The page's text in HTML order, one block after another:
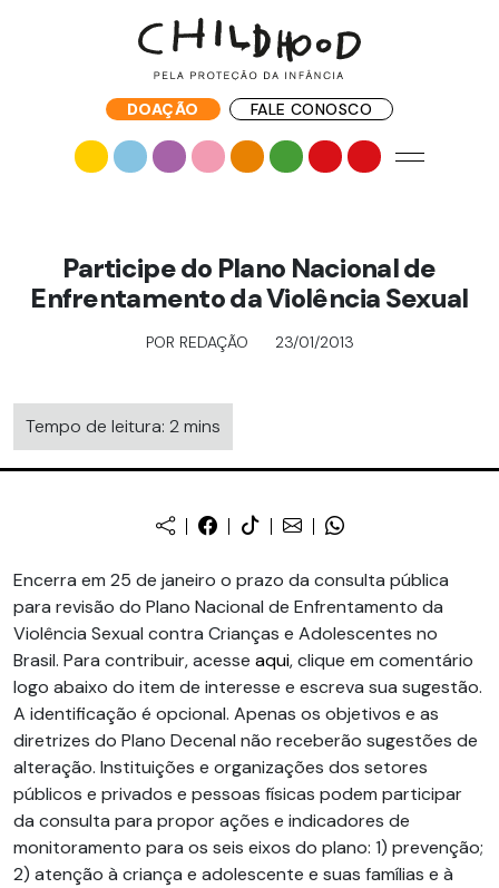
DOAÇÃO FALE CONOSCO
Participe do Plano Nacional de
Enfrentamento da Violência Sexual
POR REDAÇÃO 23/01/2013
Tempo de leitura: 2 mins
Encerra em 25 de janeiro o prazo da consulta pública
para revisão do Plano Nacional de Enfrentamento da
Violência Sexual contra Crianças e Adolescentes no
Brasil. Para contribuir, acesse aqui, clique em comentário
logo abaixo do item de interesse e escreva sua sugestão.
A identificação é opcional. Apenas os objetivos e as
diretrizes do Plano Decenal não receberão sugestões de
alteração. Instituições e organizações dos setores
públicos e privados e pessoas físicas podem participar
da consulta para propor ações e indicadores de
monitoramento para os seis eixos do plano: 1) prevenção;
2) atenção à criança e adolescente e suas famílias e à